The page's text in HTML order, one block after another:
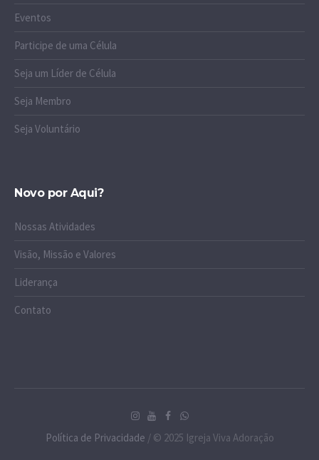
Eventos
Participe de uma Célula
Seja um Líder de Célula
Seja Membro
Seja Voluntário
Novo por Aqui?
Nossas Atividades
Visão, Missão e Valores
Liderança
Contato
Política de Privacidade / © 2025 Igreja Viva Adoração